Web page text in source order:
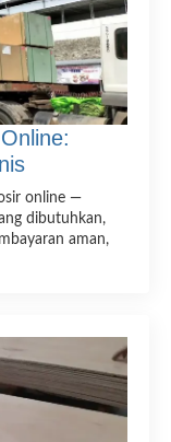
online —
dibutuhkan,
aman,